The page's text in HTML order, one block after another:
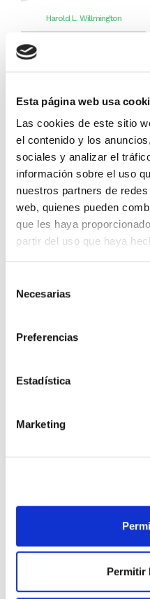
Esta página web usa
Las cookies de este sitio
el contenido y los
sociales y analizar el
información sobre el uso
nuestros partners de
web, quienes pueden
que les haya
partir del uso que haya
Necesarias
Preferencias
Estadística
Marketing
Permitir
Harold L. Willmington
39,99€
Comprar
Otros títulos
Miguel Ángel Gómez & Pedro
9,99€
Opiniones